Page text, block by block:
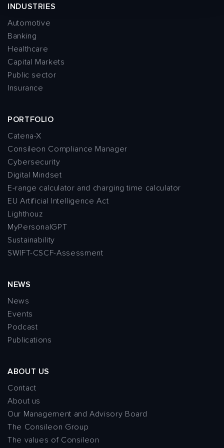
INDUSTRIES
Automotive
Banking
Healthcare
Capital Markets
Public sector
Insurance
PORTFOLIO
Catena-X
Consileon Compliance Manager
Cybersecurity
Digital Mindset
E-range calculator and charging time calculator
EU Artificial Intelligence Act
Lighthouz
MyPersonalGPT
Sustainability
SWIFT-CSCF-Assessment
NEWS
News
Events
Podcast
Publications
ABOUT US
Contact
About us
Our Management and Advisory Board
The Consileon Group
The values of Consileon